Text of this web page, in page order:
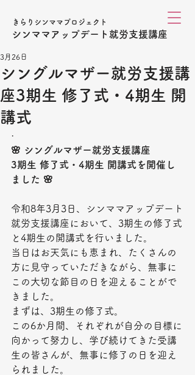
きらりシンママプロジェクト
シンママアップデート就労支援講座
シングルマザー就労支援講
座3期生 修了式・4期生 開
講式
3月26日
·
🌸 シングルマザー就労支援講座
3期生 修了式・4期生 開講式を開催し
ました 🌸
令和8年3月3日、シンママアップデート
就労支援講座において、3期生の修了式
と4期生の開講式を行いました。
当日はお天気にも恵まれ、たくさんの
方に見守っていただきながら、無事に
この大切な節目の日を迎えることがで
きました。
まずは、3期生の修了式。
この6か月間、それぞれが自分の目標に
向かって努力し、学び続けてきた受講
生の皆さんが、無事に修了の日を迎え
られました。